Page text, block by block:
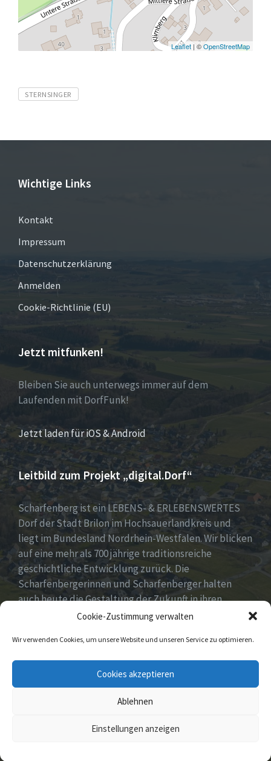
Cookie-Zustimmung verwalten
Wir verwenden Cookies, um unsere Website und unseren Service zu optimieren.
Cookies akzeptieren
Ablehnen
Einstellungen anzeigen
Leaflet | ©OpenStreetMap
Tags
STERNSINGER
Wichtige Links
Kontakt
Impressum
Datenschutzerklärung
Anmelden
Cookie-Richtlinie (EU)
Jetzt mitfunken!
Bleiben Sie auch unterwegs immer auf dem
Laufenden mit DorfFunk!
Jetzt laden für iOS & Android
Leitbild zum Projekt „digital.Dorf“
Scharfenberg ist ein LEBENS- & ERLEBENSWERTES
Dorf der Stadt Brilon im Hochsauerlandkreis und
liegt im Bundesland Nordrhein-Westfalen. Wir blicken
auf eine mehr als 700 jährige traditionsreiche
geschichtliche Entwicklung zurück. Die
Scharfenbergerinnen und Scharfenberger halten
auch heute die Gestaltung der Zukunft in ihren
Händen mit neuen, innovativen und kreativen Ideen
Moderne – Geschichte & Gegenwart“!
Unsere Idee: Menschen vor Ort verbinden mit
digitaler Transformation!